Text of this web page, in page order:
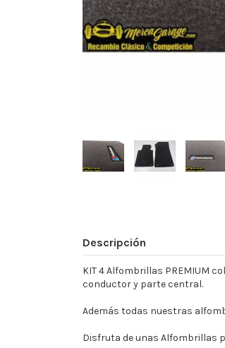
Descripción
KIT 4 Alfombrillas PREMIUM
conductor y parte central.
Además todas nuestras
Disfruta de unas Alfombrillas